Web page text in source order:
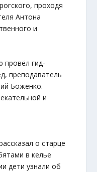
проходя
Антона
и
провёл гид-
преподаватель
Боженко.
и
о старце
в келье
дети узнали об